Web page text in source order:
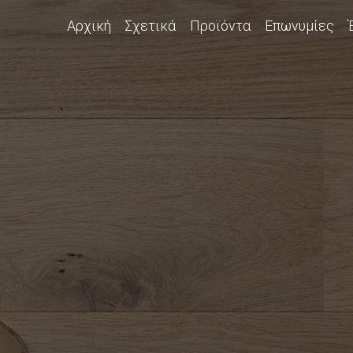
Κεντρική πλοήγηση
Αρχική Σχετικά Προϊόντα Επωνυμίες